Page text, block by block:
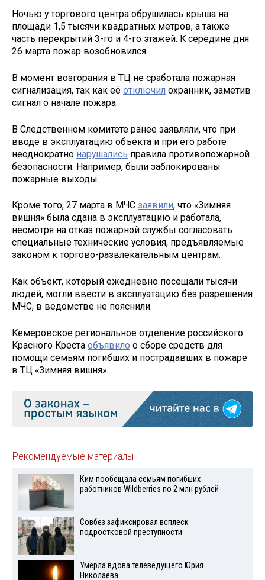
Ночью у торгового центра обрушилась крыша на
площади 1,5 тысячи квадратных метров, а также
часть перекрытий 3-го и 4-го этажей. К середине дня
26 марта пожар возобновился.
В момент возгорания в ТЦ не сработала пожарная
сигнализация, так как её отключил охранник, заметив
сигнал о начале пожара.
В Следственном комитете ранее заявляли, что при
вводе в эксплуатацию объекта и при его работе
неоднократно нарушались правила противопожарной
безопасности. Например, были заблокированы
пожарные выходы.
Кроме того, 27 марта в МЧС заявили, что «Зимняя
вишня» была сдана в эксплуатацию и работала,
несмотря на отказ пожарной службы согласовать
специальные технические условия, предъявляемые
законом к торгово-развлекательным центрам.
Как объект, который ежедневно посещали тысячи
людей, могли ввести в эксплуатацию без разрешения
МЧС, в ведомстве не пояснили.
Кемеровское региональное отделение российского
Красного Креста объявило о сборе средств для
помощи семьям погибших и пострадавших в пожаре
в ТЦ «Зимняя вишня».
Рекомендуемые материалы
Ким пообещала семьям погибших
работников Wildberries по 2 млн рублей
Совбез зафиксировал всплеск
подростковой преступности
Умерла вдова телеведущего Юрия
Николаева